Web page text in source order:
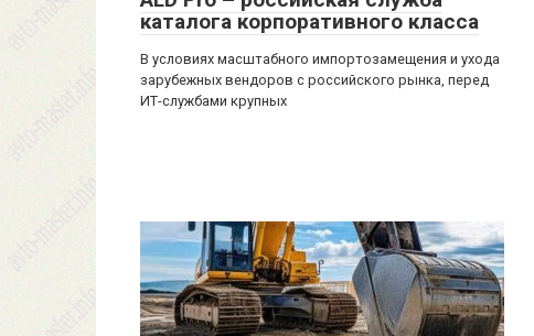
каталога корпоративного класса
В условиях масштабного импортозамещения и ухода
зарубежных вендоров с российского рынка, перед
ИТ-службами крупных